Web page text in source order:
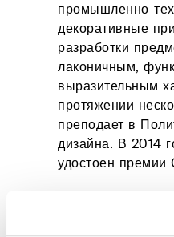
промышленно-
декоративные
разработки
лаконичным,
выразительным
протяжении
преподает в
дизайна. В 2014
удостоен премии